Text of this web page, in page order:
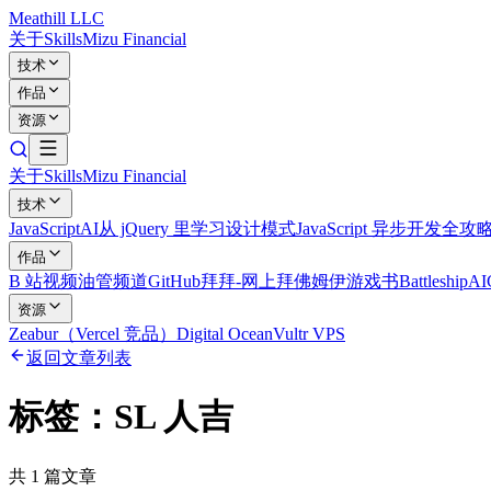
Meathill LLC
关于SkillsMizu Financial
技术
作品
资源
关于SkillsMizu Financial
技术
JavaScriptAI从 jQuery 里学习设计模式JavaScript 异步开发全攻
作品
B 站视频油管频道GitHub拜拜-网上拜佛姆伊游戏书Battleship
资源
Zeabur（Vercel 竞品） Digital OceanVultr VPS
返回文章列表
标签： SL 人吉
共 1 篇文章